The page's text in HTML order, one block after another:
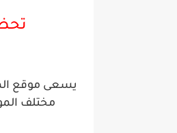
يسعى موقع
مختلف